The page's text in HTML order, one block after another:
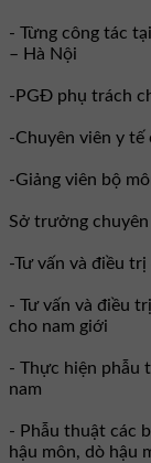
- Từng công tác
– Hà Nội
-PGĐ phụ trách
-Chuyên viên y tế
-Giảng viên bộ
Sở trưởng chuyên
-Tư vấn và điều
- Tư vấn và điều
cho nam giới
- Thực hiện phẫu
nam
- Phẫu thuật các
hậu môn, dò hậu